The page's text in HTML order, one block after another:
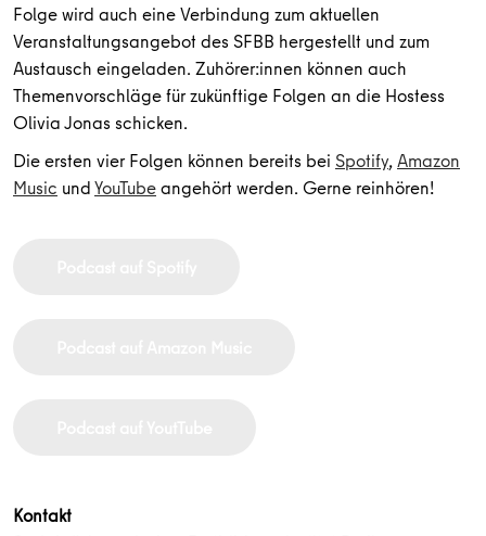
Folge wird auch eine Verbindung zum aktuellen
Veranstaltungsangebot des SFBB hergestellt und zum
Austausch eingeladen. Zuhörer:innen können auch
Themenvorschläge für zukünftige Folgen an die Hostess
Olivia Jonas schicken.
Die ersten vier Folgen können bereits bei Spotify,Amazon
Music undYouTubeangehört werden. Gerne reinhören!
Kontakt